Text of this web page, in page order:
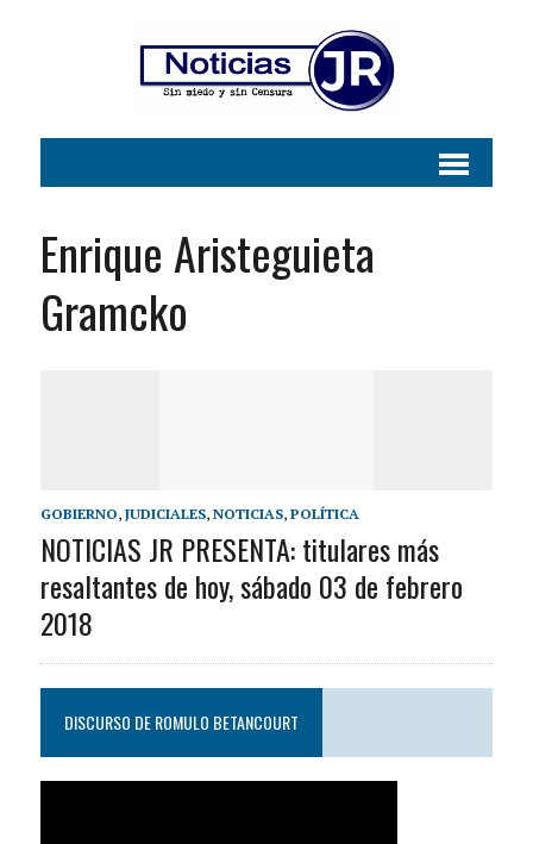
Enrique Aristeguieta
Gramcko
GOBIERNO, JUDICIALES, NOTICIAS, POLÍTICA
NOTICIAS JR PRESENTA: titulares más
resaltantes de hoy, sábado 03 de febrero
2018
DISCURSO DE ROMULO BETANCOURT